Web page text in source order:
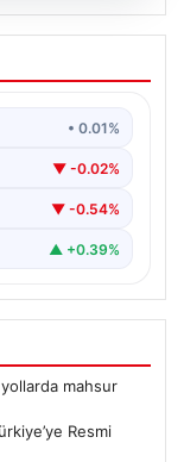
ilişkiler hız
• 0.01%
▼ -0.02%
▼ -0.54%
▲ +0.39%
yollarda mahsur
Resmi